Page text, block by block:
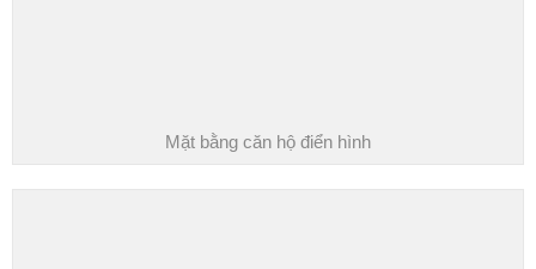
Mặt bằng căn hộ điển hình